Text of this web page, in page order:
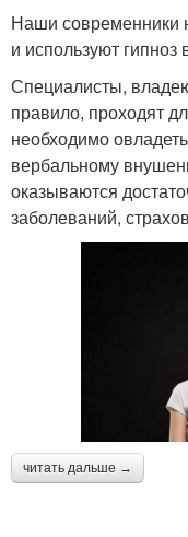
Наши современники
и используют
Специалисты,
правило, проходят
необходимо
вербальному
оказываются
заболеваний,
читать дальше →